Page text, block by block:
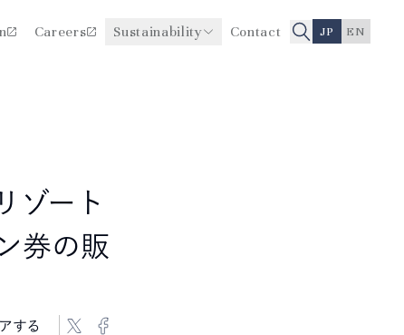
Careers Sustainability Contact JP EN
ゾート
券の販
する